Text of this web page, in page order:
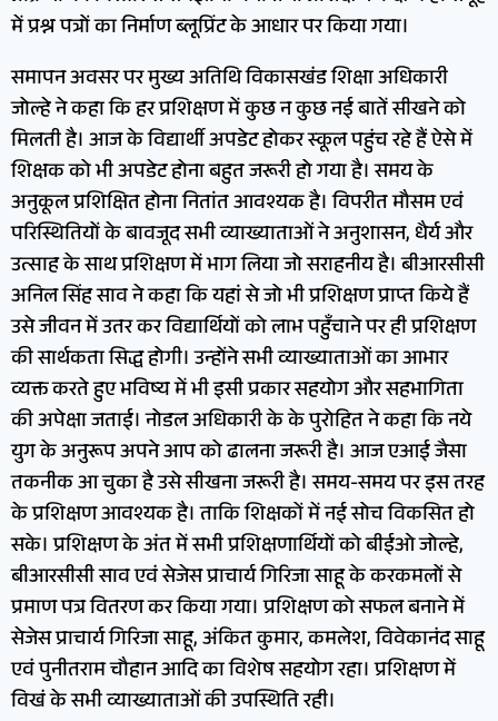
में प्रश्न पत्रों का निर्माण ब्लूप्रिंट के आधार पर किया गया।
समापन अवसर पर मुख्य अतिथि विकासखंड शिक्षा अधिकारी
जोल्हे ने कहा कि हर प्रशिक्षण में कुछ न कुछ नई बातें सीखने को
मिलती है। आज के विद्यार्थी अपडेट होकर स्कूल पहुंच रहे हैं ऐसे में
शिक्षक को भी अपडेट होना बहुत जरूरी हो गया है। समय के
अनुकूल प्रशिक्षित होना नितांत आवश्यक है। विपरीत मौसम एवं
परिस्थितियों के बावजूद सभी व्याख्याताओं ने अनुशासन, धैर्य और
उत्साह के साथ प्रशिक्षण में भाग लिया जो सराहनीय है। बीआरसीसी
अनिल सिंह साव ने कहा कि यहां से जो भी प्रशिक्षण प्राप्त किये हैं
उसे जीवन में उतर कर विद्यार्थियों को लाभ पहुँचाने पर ही प्रशिक्षण
की सार्थकता सिद्ध होगी। उन्होंने सभी व्याख्याताओं का आभार
व्यक्त करते हुए भविष्य में भी इसी प्रकार सहयोग और सहभागिता
की अपेक्षा जताई। नोडल अधिकारी के के पुरोहित ने कहा कि नये
युग के अनुरूप अपने आप को ढालना जरूरी है। आज एआई जैसा
तकनीक आ चुका है उसे सीखना जरूरी है। समय-समय पर इस तरह
के प्रशिक्षण आवश्यक है। ताकि शिक्षकों में नई सोच विकसित हो
सके। प्रशिक्षण के अंत में सभी प्रशिक्षणार्थियों को बीईओ जोल्हे,
बीआरसीसी साव एवं सेजेस प्राचार्य गिरिजा साहू के करकमलों से
प्रमाण पत्र वितरण कर किया गया। प्रशिक्षण को सफल बनाने में
सेजेस प्राचार्य गिरिजा साहू, अंकित कुमार, कमलेश, विवेकानंद साहू
एवं पुनीतराम चौहान आदि का विशेष सहयोग रहा। प्रशिक्षण में
विखं के सभी व्याख्याताओं की उपस्थिति रही।